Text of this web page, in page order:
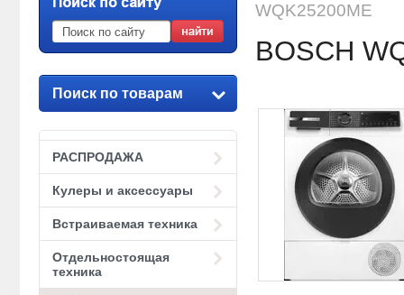
Поиск по товарам
РАСПРОДАЖА
Кулеры и аксессуары
Встраиваемая техника
Отдельностоящая
техника
WQK25200ME
BOSCH